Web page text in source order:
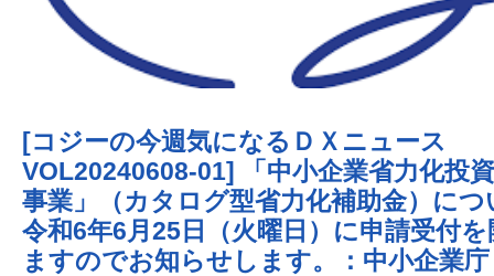
[コジーの今週気になるＤＸニュース
VOL20240608-01] 「中小企業省力化投
事業」（カタログ型省力化補助金）につ
令和6年6月25日（火曜日）に申請受付
ますのでお知らせします。：中小企業庁